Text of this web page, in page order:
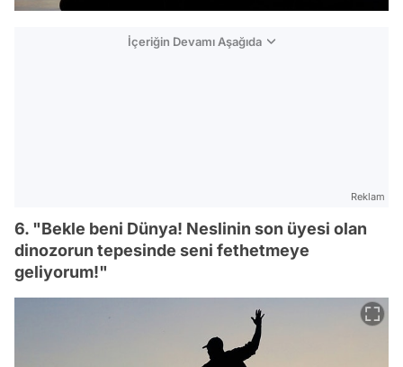
İçeriğin Devamı Aşağıda
Reklam
6. "Bekle beni Dünya! Neslinin son üyesi olan
dinozorun tepesinde seni fethetmeye
geliyorum!"